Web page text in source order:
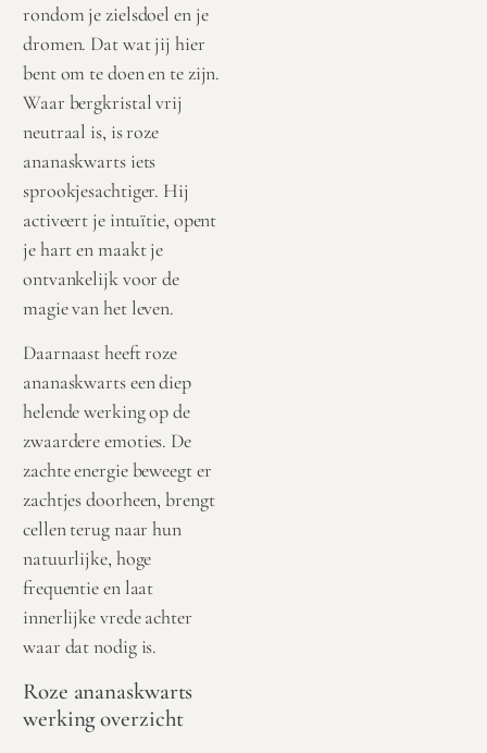
rondom je zielsdoel en je
dromen. Dat wat jij hier
bent om te doen en te zijn.
Waar bergkristal vrij
neutraal is, is roze
ananaskwarts iets
sprookjesachtiger. Hij
activeert je intuïtie, opent
je hart en maakt je
ontvankelijk voor de
magie van het leven.
Daarnaast heeft roze
ananaskwarts een diep
helende werking op de
zwaardere emoties. De
zachte energie beweegt er
zachtjes doorheen, brengt
cellen terug naar hun
natuurlijke, hoge
frequentie en laat
innerlijke vrede achter
waar dat nodig is.
Roze ananaskwarts
werking overzicht